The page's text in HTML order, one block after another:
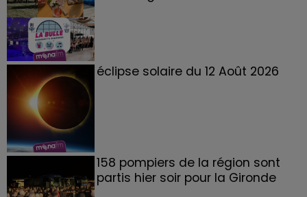
éclipse solaire du 12 Août 2026
158 pompiers de la région sont
partis hier soir pour la Gironde